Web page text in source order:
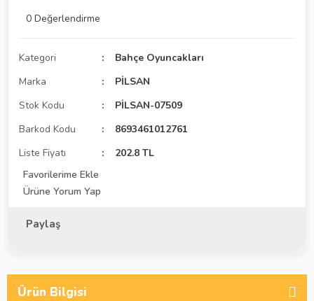
0 Değerlendirme
Kategori
Bahçe Oyuncakları
Marka
PİLSAN
Stok Kodu
PİLSAN-07509
Barkod Kodu
8693461012761
Liste Fiyatı
202.8 TL
Ürüne Yorum Yap
Paylaş
Ürün Bilgisi